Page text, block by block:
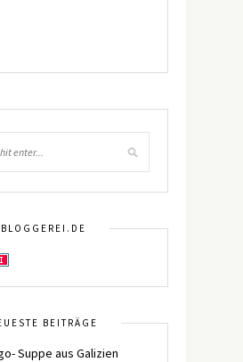
BLOGGEREI.DE
BEITRÄGE
Suppe aus Galizien